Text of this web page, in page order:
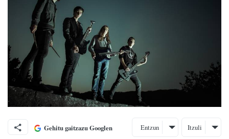
Gehitu gaitzazu Googlen Entzun Itzuli